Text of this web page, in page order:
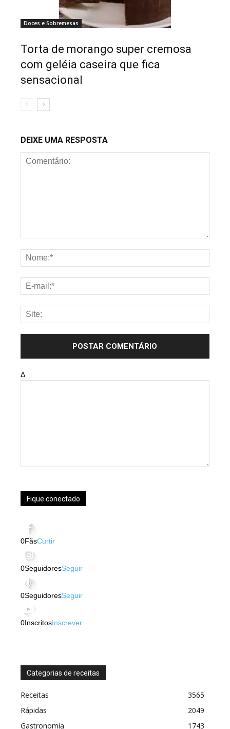
Doces e Sobremesas
Torta de morango super cremosa
com geléia caseira que fica
sensacional
DEIXE UMA RESPOSTA
Δ
Fique conectado
0FãsCurtir
0SeguidoresSeguir
0SeguidoresSeguir
0InscritosInscrever
Categorias de receitas
Receitas
3565
Rápidas
2049
Gastronomia
1743